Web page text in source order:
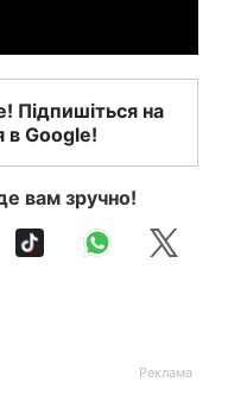
Підпишіться на
в Google!
вам зручно!